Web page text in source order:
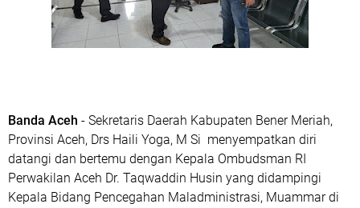
Banda Aceh - Sekretaris Daerah Kabupaten Bener Meriah,
Provinsi Aceh, Drs Haili Yoga, M Si menyempatkan diri
datangi dan bertemu dengan Kepala Ombudsman RI
Perwakilan Aceh Dr. Taqwaddin Husin yang didampingi
Kepala Bidang Pencegahan Maladministrasi, Muammar di